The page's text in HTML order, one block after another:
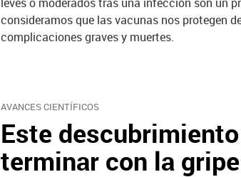
consideramos que las vacunas nos protegen
complicaciones graves y muertes.
AVANCES CIENTÍFICOS
Este
terminar con la